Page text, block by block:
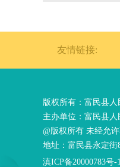
友情链接:
版权所有：富民县人
主办单位：富民县人
@版权所有 未经允
地址：富民县永定街
滇ICP备20000783号-1